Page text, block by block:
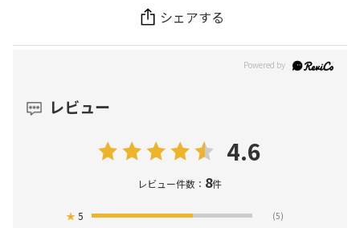
シェアする
レビュー
4.6
レビュー件数： 8件
★5 (5)